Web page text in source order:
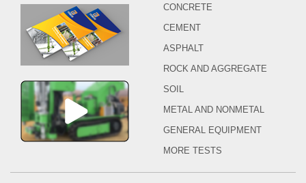
CONCRETE
CEMENT
ASPHALT
ROCK AND AGGREGATE
SOIL
METAL AND NONMETAL
GENERAL EQUIPMENT
MORE TESTS